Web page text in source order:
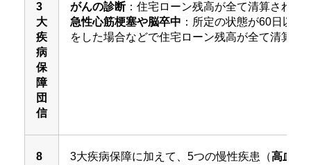
3
大
疾
病
保
障
団
信
がんの診断：住宅ローン残高が全て清算される
急性心筋梗塞や脳卒中 ：所定の状態が60日以
をした場合などで住宅ローン残高が全て清算
8
3大疾病保障に加えて、5つの慢性疾患（高血圧